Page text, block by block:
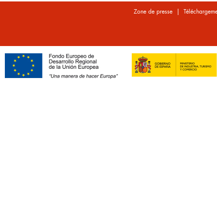
Zone de presse |